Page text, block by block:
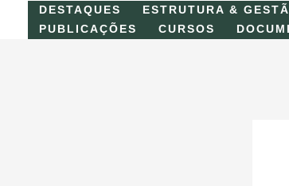
DESTAQUES ESTRUTURA &
PUBLICAÇÕES
CURSOS